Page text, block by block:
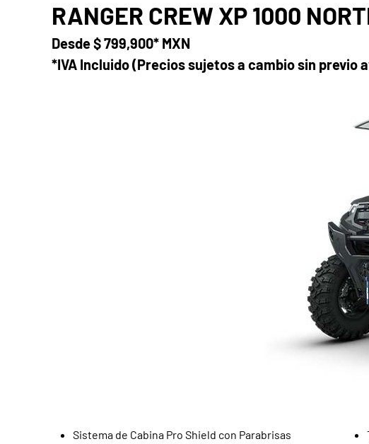
RANGER CREW XP 1000
Desde$ 799,900* MXN
*IVA Incluido (Precios sujetos a cambio sin previo
Sistema de Cabina Pro Shield con Parabrisas